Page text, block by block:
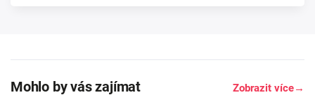
Mohlo by vás zajímat Zobrazit více→